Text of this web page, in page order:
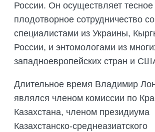
России. Он осуществляет тесное
плодотворное сотрудничество со
специалистами из Украины,
России, и энтомологами из
западноевропейских стран и
Длительное время Владимир
являлся членом комиссии по
Казахстана, членом президиума
Казахстанско-среднеазиатского